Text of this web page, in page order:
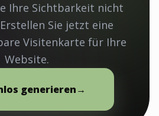
Ihre Sichtbarkeit nicht
Sie jetzt eine
Visitenkarte für Ihre
Website.
generieren→